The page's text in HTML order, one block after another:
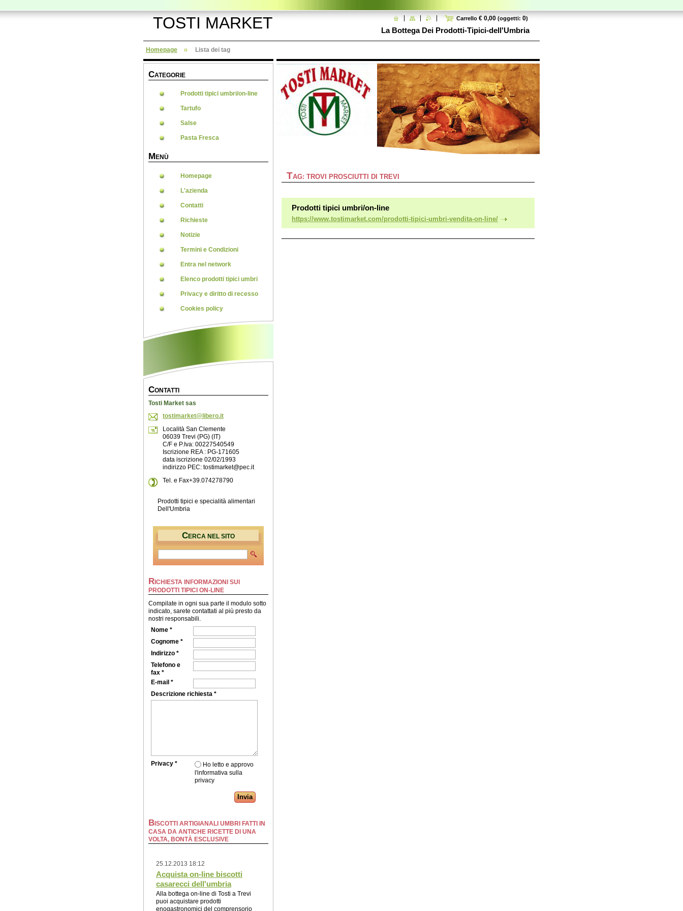
TOSTI MARKET Carrello € 0,00 (oggetti: 0)
La Bottega Dei Prodotti-Tipici-dell'Umbria
Homepage Lista dei tag
TAG: TROVI PROSCIUTTI DI TREVI
Prodotti tipici umbri/on-line
https://www.tostimarket.com/prodotti-tipici-umbri-vendita-on-line/
CATEGORIE
Prodotti tipici umbri/on-line
Tartufo
Salse
Pasta Fresca
M ENÙ
Homepage
L'azienda
Contatti
Richieste
Notizie
Termini e Condizioni
Entra nel network
Elenco prodotti tipici umbri
Privacy e diritto di recesso
Cookies policy
CONTATTI
Tosti Market sas
tostimarket@libero.it
Località San Clemente
06039 Trevi (PG) (IT)
C/F e P.Iva: 00227540549
Iscrizione REA : PG-171605
data iscrizione 02/02/1993
indirizzo PEC: tostimarket@pec.it
Tel. e Fax+39.074278790
Prodotti tipici e specialità alimentari
Dell'Umbria
CERCA NEL SITO
R ICHIESTA INFORMAZIONI SUI
PRODOTTI TIPICI ON-LINE
Compilate in ogni sua parte il modulo sotto
indicato, sarete contattati al più presto da
nostri responsabili.
Nome *
Cognome *
Indirizzo *
Telefono e
fax *
E-mail *
Descrizione richiesta *
Privacy *
Ho letto e approvo
l'informativa sulla
privacy
B ISCOTTI ARTIGIANALI UMBRI FATTI IN
CASA DA ANTICHE RICETTE DI UNA
VOLTA, BONTÀ ESCLUSIVE
25.12.2013 18:12
Acquista on-line biscotti
casarecci dell'umbria
Alla bottega on-line di Tosti a Trevi
puoi acquistare prodotti
enogastronomici del comprensorio